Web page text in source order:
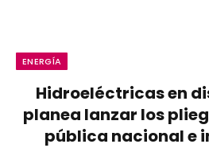
ENERGÍA
Hidroeléctricas en
planea lanzar los
pública nacional e